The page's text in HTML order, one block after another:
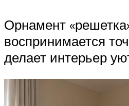
Орнамент
воспринимается
делает интерьер